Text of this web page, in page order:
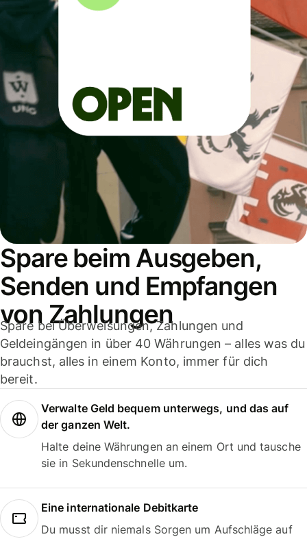
Spare beim Ausgeben,
Senden und Empfangen
von Zahlungen
Spare bei Überweisungen, Zahlungen und
Geldeingängen in über 40 Währungen – alles was du
brauchst, alles in einem Konto, immer für dich
bereit.
Verwalte Geld bequem unterwegs, und das auf
der ganzen Welt.
Halte deine Währungen an einem Ort und tausche
sie in Sekundenschnelle um.
Eine internationale Debitkarte
Du musst dir niemals Sorgen um Aufschläge auf